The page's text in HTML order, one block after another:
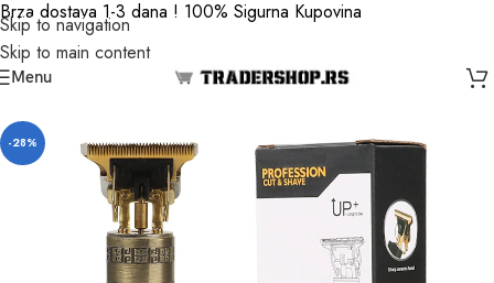
Skip to navigation
Skip to main content
Brza dostava 1-3 dana ! 100% Sigurna Kupovina
Menu
-28%